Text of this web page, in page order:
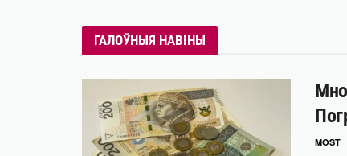
ГАЛОЎНЫЯ НАВІНЫ
MOST